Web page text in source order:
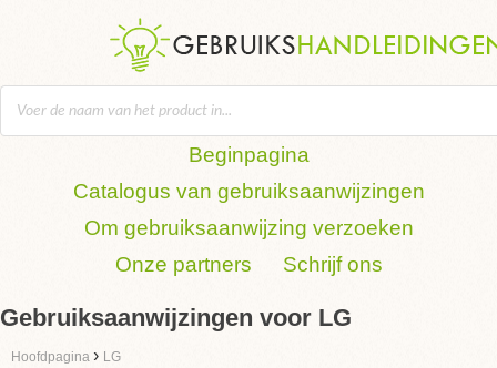
Beginpagina
Catalogus van gebruiksaanwijzingen
Om gebruiksaanwijzing verzoeken
Onze partners
Schrijf ons
Gebruiksaanwijzingen voor LG
Hoofdpagina › LG